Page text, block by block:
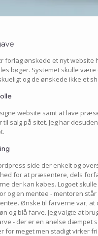
forlag ønskede et nyt website
bøger. Systemet skulle være
og de ønskede ikke et
website samt at lave
til salg på sitet. Jeg har
side der enkelt og
for at præsentere, dels
der kan købes. Logoet
og en mentee - mentoren
Ønske til farverne var, at
og blå farve. Jeg valgte at
- der er en anelse dæmpet
for meget men stadigt virker